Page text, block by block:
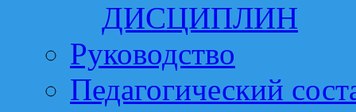
ДИСЦИПЛИН
Руководство
Педагогический